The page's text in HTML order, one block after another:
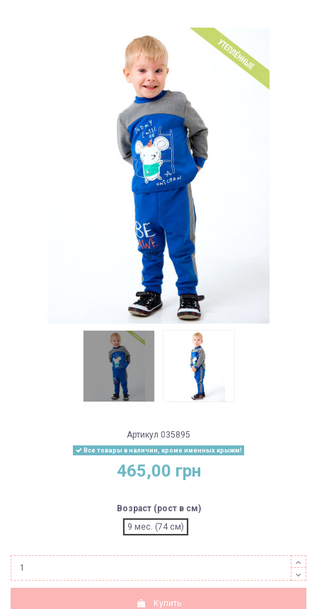
Артикул 035895
Все товары в наличии, кроме именных крыжм!
465,00 грн
Возраст (рост в см)
9 мес. (74 см)
Купить